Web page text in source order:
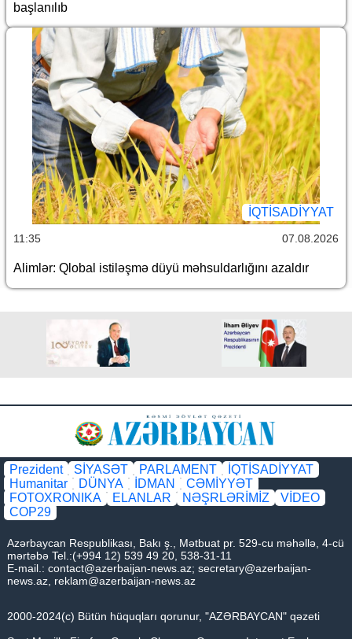
başlanılıb
İQTİSADİYYAT
11:35 07.08.2026
Alimlər: Qlobal istiləşmə düyü məhsuldarlığını azaldır
Prezident SİYASƏT PARLAMENT
İQTİSADİYYAT
Humanitar
DÜNYA İDMAN
CƏMİYYƏT
FOTOXRONIKA
ELANLAR NƏŞRLƏRİMİZ
VİDEO
COP29
Azərbaycan Respublikası, Bakı ş., Mətbuat pr. 529-cu məhəllə, 4-cü
mərtəbə Tel.:(+994 12) 539 49 20, 538-31-11
E-mail.: contact@azerbaijan-news.az; secretary@azerbaijan-
news.az reklam@azerbaijan-news.az
2000-2024(c) Bütün hüquqları qorunur, "AZƏRBAYCAN" qəzeti